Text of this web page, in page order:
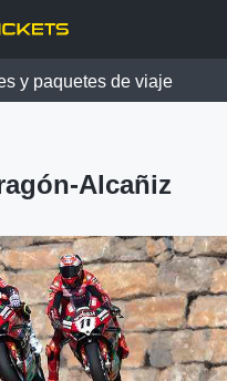
y paquetes de viaje
Alcañiz